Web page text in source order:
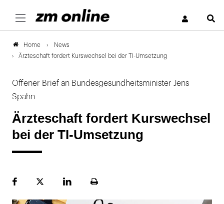
Home
News
Ärzteschaft fordert Kurswechsel bei der TI-Umsetzung
Offener Brief an Bundesgesundheitsminister Jens
Spahn
Ärzteschaft fordert Kurswechsel
bei der TI-Umsetzung
FacebookPlattformLinekdInSeite